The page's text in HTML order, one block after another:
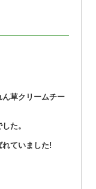
ん草クリームチー
た。
ていました!